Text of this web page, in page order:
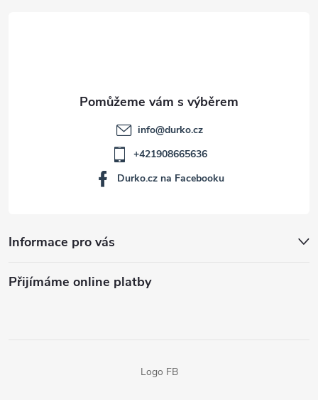
Informace pro vás
Přijímáme online platby
info@durko.cz
+421908665636
Durko.cz na Facebooku
Logo FB